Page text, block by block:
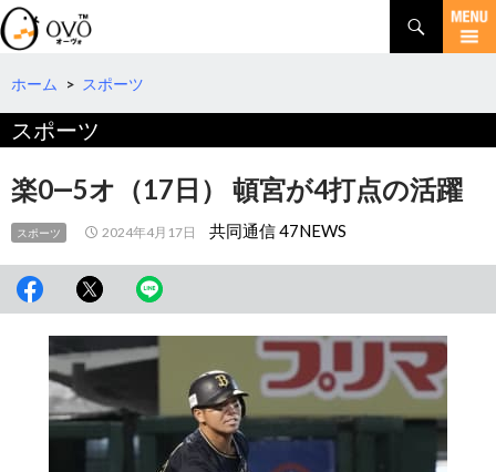
検
索
コ
テ
へ
移
動
ホーム > スポーツ
スポーツ
楽0―5オ（17日） 頓宮が4打点の活躍
スポーツ 2024年4月17日 共同通信 47NEWS